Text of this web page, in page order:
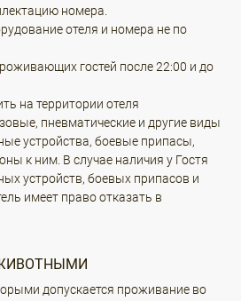
номера.
отеля и номера не по
гостей после 22:00 и до
на территории отеля
пневматические и другие виды
устройства, боевые припасы,
к ним. В случае наличия у Гостя
устройств, боевых припасов и
имеет право отказать в
допускается проживание во